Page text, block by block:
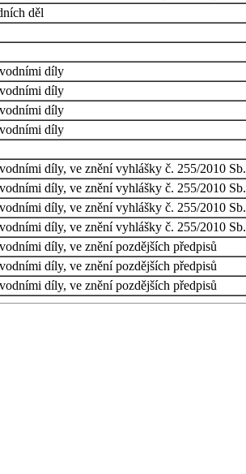
děl
díly
díly
díly
díly
díly, ve znění vyhlášky č. 255/2010 Sb.
díly, ve znění vyhlášky č. 255/2010 Sb.
díly, ve znění vyhlášky č. 255/2010 Sb.
díly, ve znění vyhlášky č. 255/2010 Sb.
díly, ve znění pozdějších předpisů
díly, ve znění pozdějších předpisů
díly, ve znění pozdějších předpisů